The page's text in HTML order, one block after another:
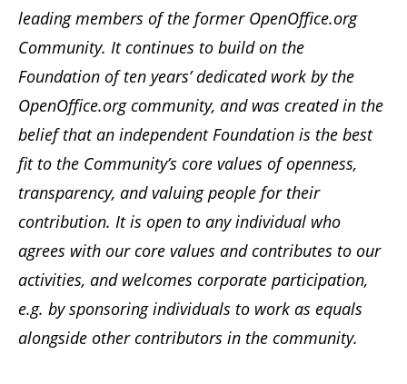
leading members of the former OpenOffice.org
Community. It continues to build on the
Foundation of ten years’ dedicated work by the
OpenOffice.org community, and was created in the
belief that an independent Foundation is the best
fit to the Community’s core values of openness,
transparency, and valuing people for their
contribution. It is open to any individual who
agrees with our core values and contributes to our
activities, and welcomes corporate participation,
e.g. by sponsoring individuals to work as equals
alongside other contributors in the community.